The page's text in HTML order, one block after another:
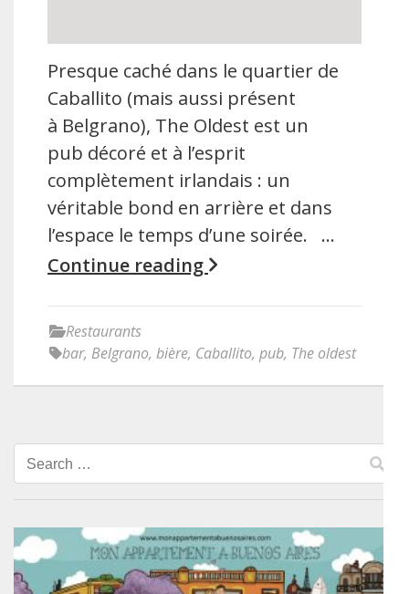
Presque caché dans le quartier de
Caballito (mais aussi présent
à Belgrano), The Oldest est un
pub décoré et à l’esprit
complètement irlandais : un
véritable bond en arrière et dans
l’espace le temps d’une soirée. …
Continue reading
Restaurants
bar, Belgrano, bière, Caballito, pub, The oldest
Search
for: